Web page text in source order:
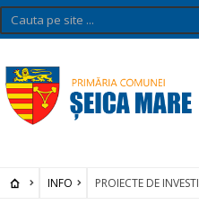
INFO PROIECTE DE